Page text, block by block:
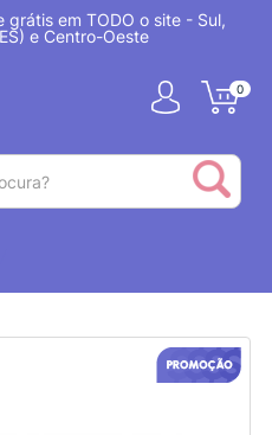
em TODO o site - Sul,
e Centro-Oeste
0